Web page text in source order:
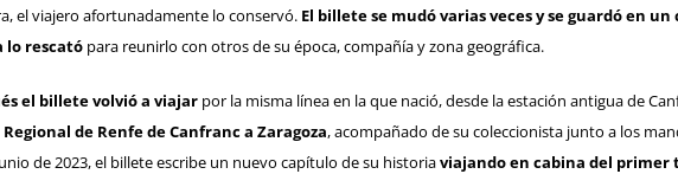
el viajero afortunadamente lo conservó. El billete se mudó varias veces y se guardó en
lo rescató para reunirlo con otros de su época, compañía y zona geográfica.
el billete volvió a viajar por la misma línea en la que nació, desde la estación antigua de
de Renfe de Canfranc a Zaragoza, acompañado de su coleccionista junto a los
de 2023, el billete escribe un nuevo capítulo de su historiaviajando en cabina del primer